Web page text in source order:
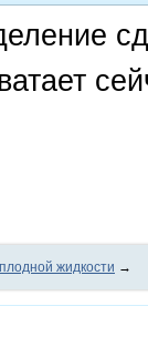
жидкости →